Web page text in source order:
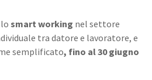
smart working nel settore
tra datore e lavoratore, e
semplificato, fino al 30 giugno